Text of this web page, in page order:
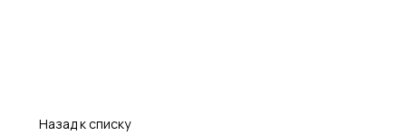
Назад к списку